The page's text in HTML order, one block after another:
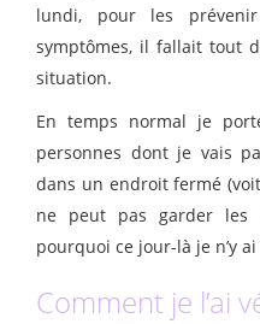
lundi, pour les
symptômes, il fallait tout
situation.
En temps normal je
personnes dont je vais
dans un endroit fermé
ne peut pas garder les
pourquoi ce jour-là je n’y
Comment je l’ai